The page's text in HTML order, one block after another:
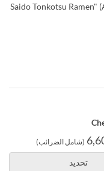
・"Saido Tonkotsu
(شامل الضرائب)
تحديد